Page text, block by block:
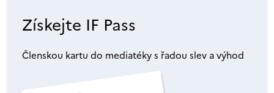
Získejte IF Pass
Členskou kartu do mediatéky s řadou slev a výhod